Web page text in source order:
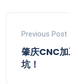
Previous Post
肇庆CNC
坑！